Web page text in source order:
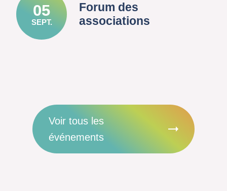
05
SEPT.
Forum des
associations
Voir tous les
événements